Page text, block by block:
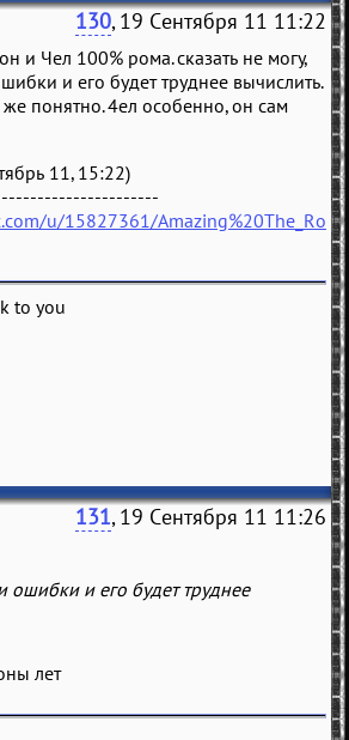
130, 19 Сентября 11 11:22
и Чел 100% рома. сказать не могу,
и его будет труднее вычислить.
же понятно. 4ел особенно, он сам
11, 15:22)
u/15827361/
to you
131, 19 Сентября 11 11:26
ошибки и его будет труднее
лет